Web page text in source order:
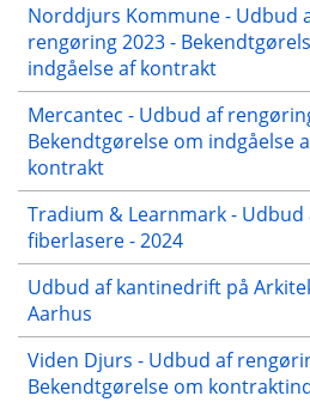
Norddjurs Kommune - Udbud
rengøring 2023 -
indgåelse af kontrakt
Mercantec - Udbud af
Bekendtgørelse om indgåelse
kontrakt
Tradium & Learnmark - Udbud
fiberlasere - 2024
Udbud af kantinedrift på
Aarhus
Viden Djurs - Udbud af
Bekendtgørelse om